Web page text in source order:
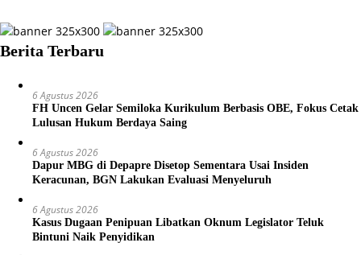
Berita Terbaru
6 Agustus 2026
FH Uncen Gelar Semiloka Kurikulum Berbasis OBE, Fokus Cetak
Lulusan Hukum Berdaya Saing
6 Agustus 2026
Dapur MBG di Depapre Disetop Sementara Usai Insiden
Keracunan, BGN Lakukan Evaluasi Menyeluruh
6 Agustus 2026
Kasus Dugaan Penipuan Libatkan Oknum Legislator Teluk
Bintuni Naik Penyidikan